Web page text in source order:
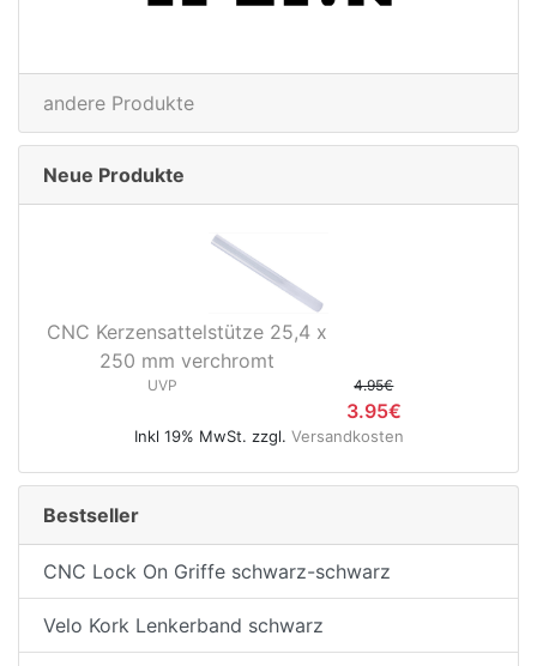
andere Produkte
Neue Produkte
CNC Kerzensattelstütze 25,4 x
250 mm verchromt
UVP 4.95€
3.95€
Inkl 19% MwSt. zzgl. Versandkosten
Bestseller
CNC Lock On Griffe schwarz-schwarz
Velo Kork Lenkerband schwarz